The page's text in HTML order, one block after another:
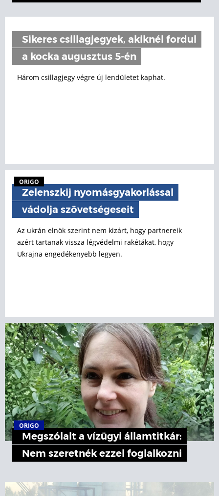
Sikeres csillagjegyek, akiknél fordul
a kocka augusztus 5-én
Három csillagjegy végre új lendületet kaphat.
ORIGO
Zelenszkij nyomásgyakorlással
vádolja szövetségeseit
Az ukrán elnök szerint nem kizárt, hogy partnereik
azért tartanak vissza légvédelmi rakétákat, hogy
Ukrajna engedékenyebb legyen.
ORIGO
Megszólalt a vízügyi államtitkár:
Nem szeretnék ezzel foglalkozni